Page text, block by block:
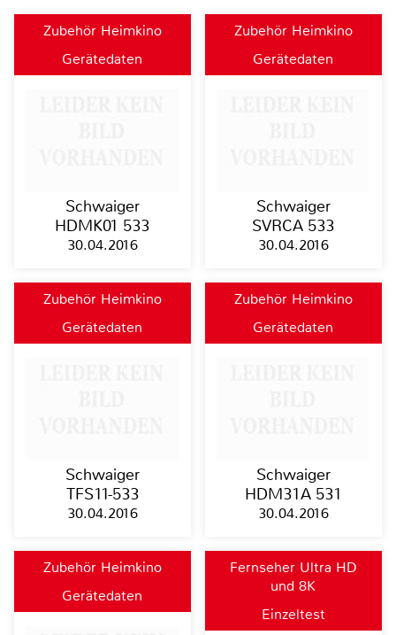
Zubehör Heimkino
Gerätedaten
Schwaiger
HDMK01 533
30.04.2016
Zubehör Heimkino
Gerätedaten
Schwaiger
SVRCA 533
30.04.2016
Zubehör Heimkino
Gerätedaten
Schwaiger
TFS11-533
30.04.2016
Zubehör Heimkino
Gerätedaten
Schwaiger
HDM31A 531
30.04.2016
Zubehör Heimkino
Gerätedaten
Fernseher Ultra HD
und 8K
Einzeltest